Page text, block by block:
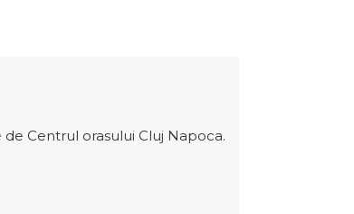
Centrul orasului Cluj Napoca.